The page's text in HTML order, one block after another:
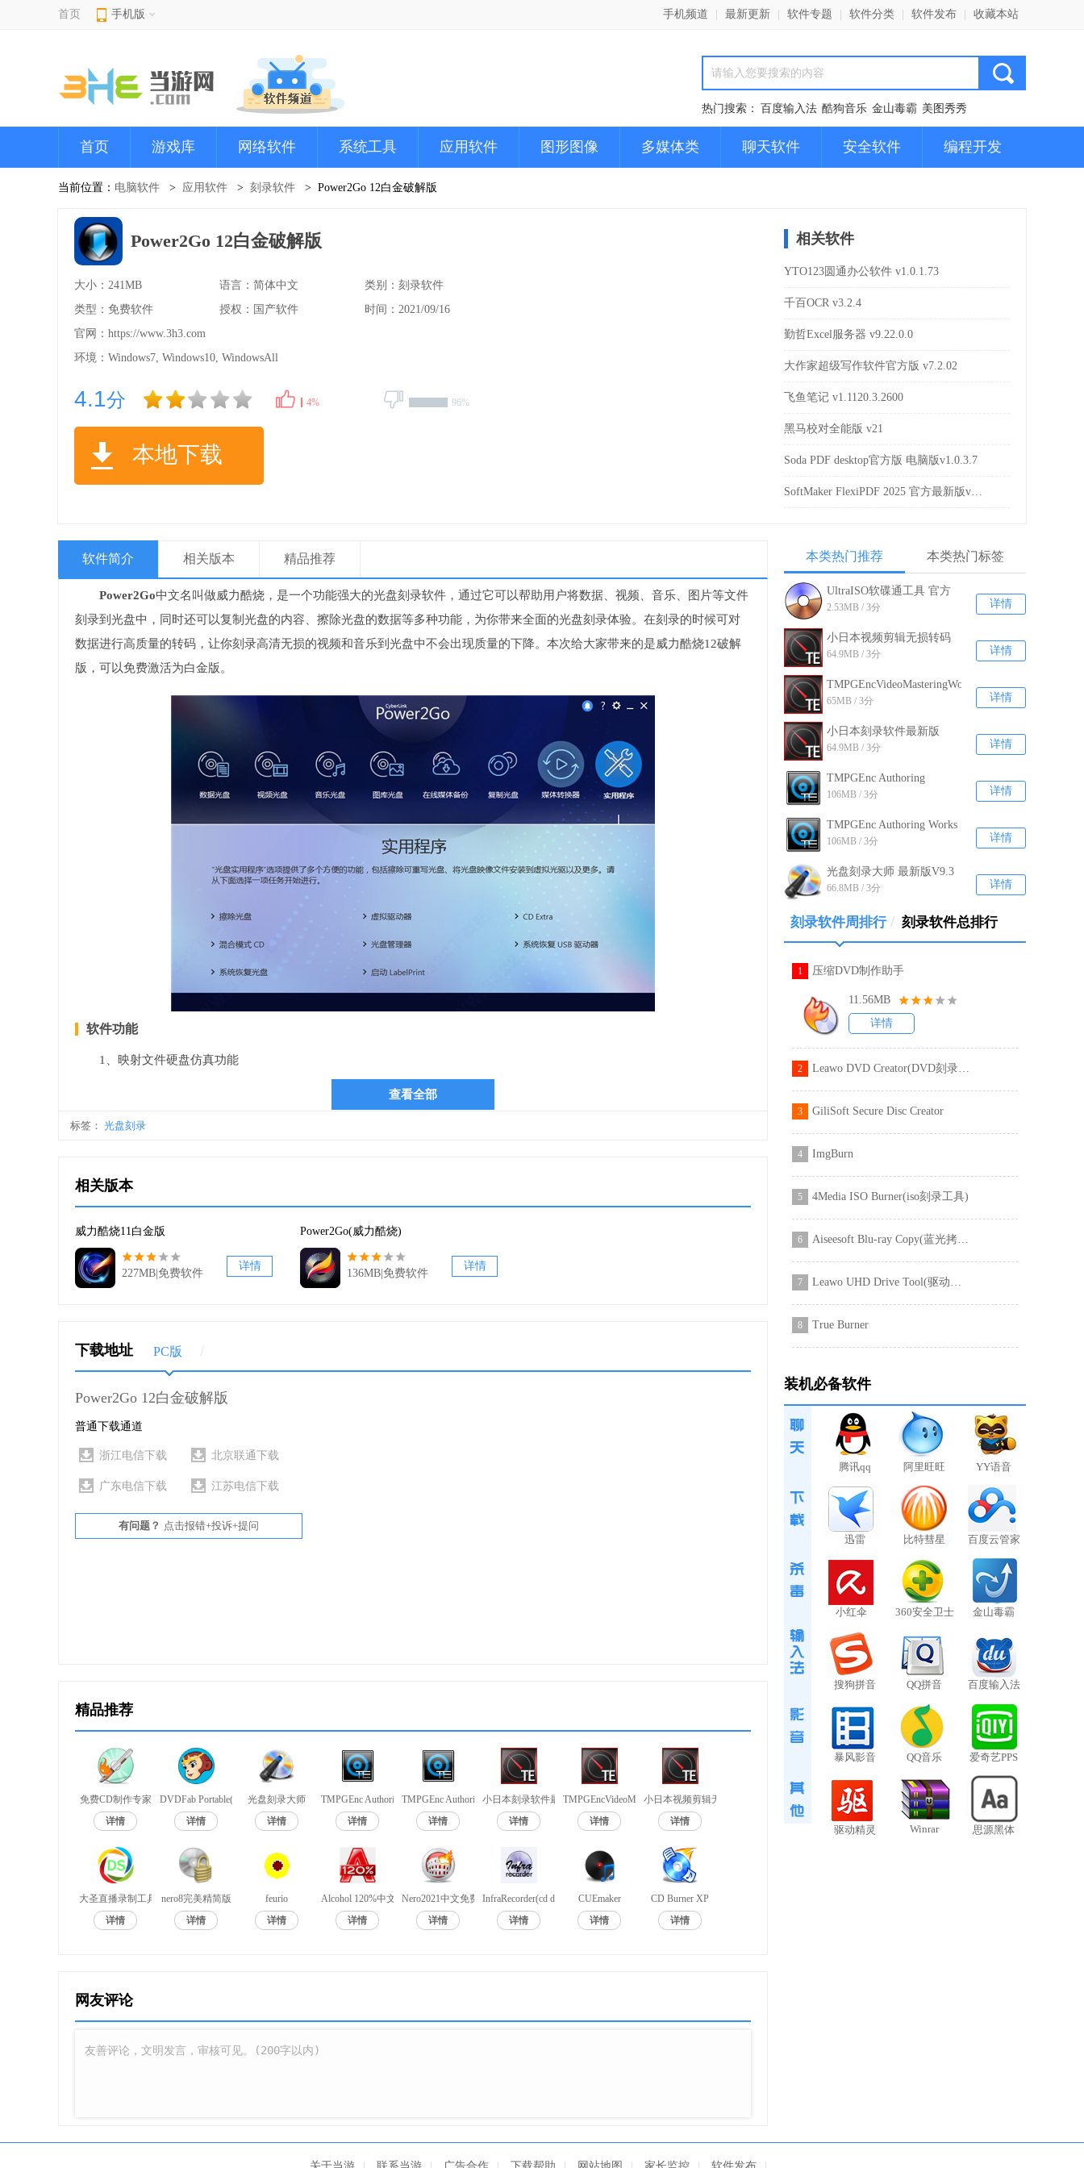
首页 手机版 手机频道 最新更新 软件专题 软件分类 软件发布 收藏本站
热门搜索： 百度输入法 酷狗音乐 金山毒霸 美图秀秀
首页 游戏库 网络软件 系统工具 应用软件 图形图像 多媒体类 聊天软件 安全软件 编程开发
当前位置： 电脑软件 应用软件 刻录软件 Power2Go 12白金破解版
Power2Go 12白金破解版
大小：241MB 语言：简体中文
类别：刻录软件
类型：免费软件
授权：国产软件
时间：2021/09/16
官网： https://www.3h3.com
环境：Windows7, Windows10, WindowsAll
4% 96%
4.1分
本地下载
相关软件
YTO123圆通办公软件 v1.0.1.73
千百OCR v3.2.4
勤哲Excel服务器 v9.22.0.0
大作家超级写作软件官方版 v7.2.02
飞鱼笔记 v1.1120.3.2600
黑马校对全能版 v21
Soda PDF desktop官方版 电脑版v1.0.3.7
SoftMaker FlexiPDF 2025 官方最新版v2025.402.1011
软件简介 相关版本 精品推荐
Power2Go中文名叫做威力酷烧，是一个功能强大的光盘刻录软件，通过它可以帮助用户将数据、视频、音乐、图片等文件
刻录到光盘中，同时还可以复制光盘的内容、擦除光盘的数据等多种功能，为你带来全面的光盘刻录体验。在刻录的时候可对
数据进行高质量的转码，让你刻录高清无损的视频和音乐到光盘中不会出现质量的下降。本次给大家带来的是威力酷烧12破解
版，可以免费激活为白金版。
软件功能
1、映射文件硬盘仿真功能
映射文件硬盘仿真功能是将映射文件仿真成虚拟硬盘，并可直接存取ISO映象文件中的数据内容，就如同存取一般硬盘中的
数据一样直接容易。
浏览，就像是浏览一般硬盘中的数据一样简单! 只要使用威力酷烧8的映射文件硬盘仿真功能，您就可以轻松的将档案上传分享
给其他威力酷烧8用户，大幅节省光盘制作的时间与金钱成本!
2、转录、复制音乐也可以这么轻松!
想要复制喜爱的CD的歌曲到计算机中？或是将影片档案中的音讯单独分离？威力酷烧8让您自由转录及提取音频数据，就
威力酷烧8可以将音乐CD转录成MP3、WMA或wav文件格式，储存于可携式媒体播放器，像是在mp3播放器或智能型装置
中建立音乐文件夹，让您随时随地享受最酷的音乐生活!
威力酷烧8搭载了最新音讯剪辑器—WaveEditor2，让您自由的撷取、裁切、 分离或强化音频，为您的动态相片注入更具创
有了威力导演8的桌面快速刻录工具，无论是想要直接刻录数据、复制光盘、快速制作激光视盘，都只需要简单几个步骤就
5、使用ISO光盘映射文件查看器检视文件
有了威力酷烧 8的ISO光盘映射文件查看器功能，您再也不用猜测映像档内到底有哪些内容。只要开启光盘检视功能，您就
破解说明
1、修改hosts文件，在hosts文件加入
PS：hosts文件打开方法："C:\windows\system32\drivers\etc"，注意这个文件一定是在系统盘，如果你的系统在D盘请自行修
改前面的盘符。
查看全部
标签： 光盘刻录
相关版本
威力酷烧11白金版
227MB|免费软件
详情
Power2Go(威力酷烧)
136MB|免费软件
详情
下载地址 PC版 /
Power2Go 12白金破解版
普通下载通道
浙江电信下载 北京联通下载
广东电信下载 江苏电信下载
有问题？ 点击报错+投诉+提问
精品推荐
免费CD制作专家
详情
DVDFab Portable(光盘复制拷贝工具)
详情
光盘刻录大师
详情
TMPGEnc Authoring Works刻录软件绿色版
详情
TMPGEnc Authoring Works4刻录软件
详情
小日本刻录软件最新版
详情
TMPGEncVideoMasteringWorks5Portable
详情
小日本视频剪辑无损转码压缩软件5
详情
大圣直播录制工具
详情
nero8完美精简版
详情
feurio
详情
Alcohol 120%中文免费版
详情
Nero2021中文免费版
详情
InfraRecorder(cd dvd刻录软件)
详情
CUEmaker
详情
CD Burner XP
详情
网友评论
本类热门推荐 本类热门标签
详情
UltraISO软碟通工具 官方
最新版v9.7.2.3561
2.53MB / 3分
详情
小日本视频剪辑无损转码
压缩软件5
64.9MB / 3分
详情
TMPGEncVideoMasteringWorks5Portable
绿色破解版
65MB / 3分
详情
小日本刻录软件最新版
V5.1.0.46
64.9MB / 3分
详情
TMPGEnc Authoring
Works4刻录软件 官方正式
106MB / 3分
详情
TMPGEnc Authoring Works
刻录软件绿色版 V4
106MB / 3分
详情
光盘刻录大师 最新版V9.3
66.8MB / 3分
刻录软件周排行 / 刻录软件总排行
1 压缩DVD制作助手
11.56MB
详情
2 Leawo DVD Creator(DVD刻录工具)
3 GiliSoft Secure Disc Creator
4 ImgBurn
5 4Media ISO Burner(iso刻录工具)
6 Aiseesoft Blu-ray Copy(蓝光拷贝软件)
7 Leawo UHD Drive Tool(驱动器降级工具)
8 True Burner
装机必备软件
腾讯qq 阿里旺旺 YY语音
迅雷 比特彗星 百度云管家
小红伞 360安全卫士 金山毒霸
搜狗拼音 QQ拼音 百度输入法
暴风影音 QQ音乐 爱奇艺PPS
驱动精灵 Winrar 思源黑体